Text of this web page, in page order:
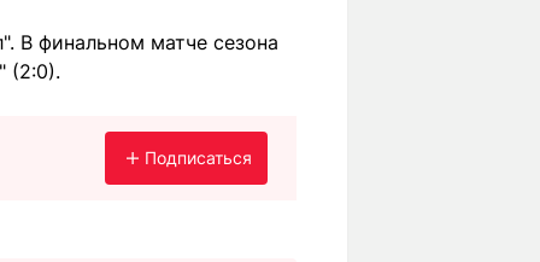
В финальном матче сезона
(2:0).
Подписаться